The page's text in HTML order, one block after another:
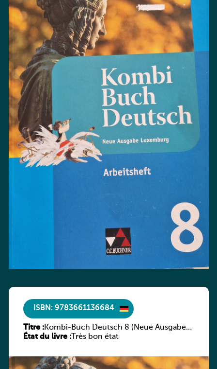
ISBN: 9783661136684
Titre :Kombi-Buch Deutsch 8 (Neue Ausgabe
Luxemburg)
État du livre :Très bon état